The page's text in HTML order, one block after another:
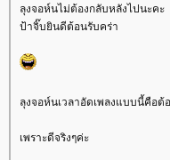
ลุงจอห์นไม่ต้องกลับหลังไปนะคะ
ป้าจิ๊บยินดีต้อนรับคร่า
ลุงจอห์นเวลาอัดเพลงแบบนี้คือต้
เพราะดีจริงๆค่ะ